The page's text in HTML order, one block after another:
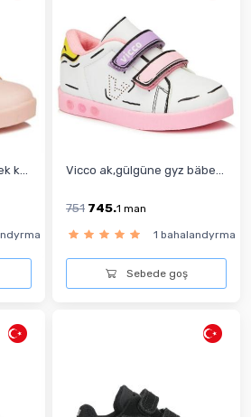
k... Vicco ak,gülgüne gyz bäbe...
751 745.1 man
1 bahalandyrma
Sebede goş